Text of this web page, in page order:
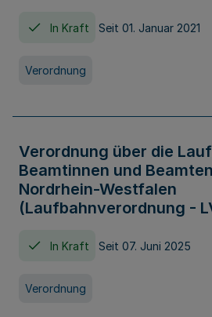
In Kraft Seit 01. Januar 2021
Verordnung
Verordnung über die
Beamtinnen und
Nordrhein-Westfalen
(Laufbahnverordnung -
In Kraft Seit 07. Juni 2025
Verordnung